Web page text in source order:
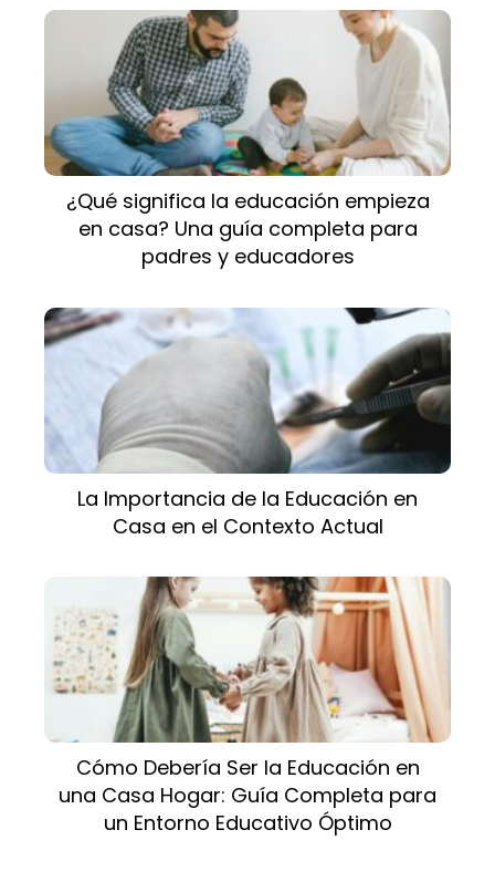
¿Qué significa la educación empieza
en casa? Una guía completa para
padres y educadores
La Importancia de la Educación en
Casa en el Contexto Actual
Cómo Debería Ser la Educación en
una Casa Hogar: Guía Completa para
un Entorno Educativo Óptimo